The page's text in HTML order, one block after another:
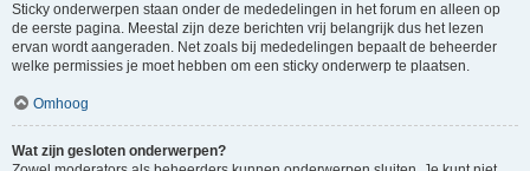
Sticky onderwerpen staan onder de mededelingen in het forum en alleen op
de eerste pagina. Meestal zijn deze berichten vrij belangrijk dus het lezen
ervan wordt aangeraden. Net zoals bij mededelingen bepaalt de beheerder
welke permissies je moet hebben om een sticky onderwerp te plaatsen.
Omhoog
Wat zijn gesloten onderwerpen?